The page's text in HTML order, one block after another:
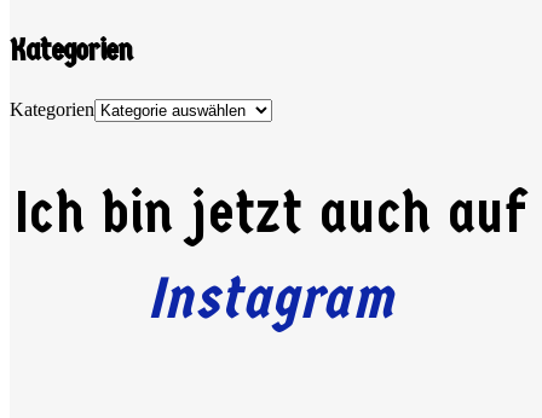
Kategorien
Kategorien
Ich bin jetzt auch auf
Instagram